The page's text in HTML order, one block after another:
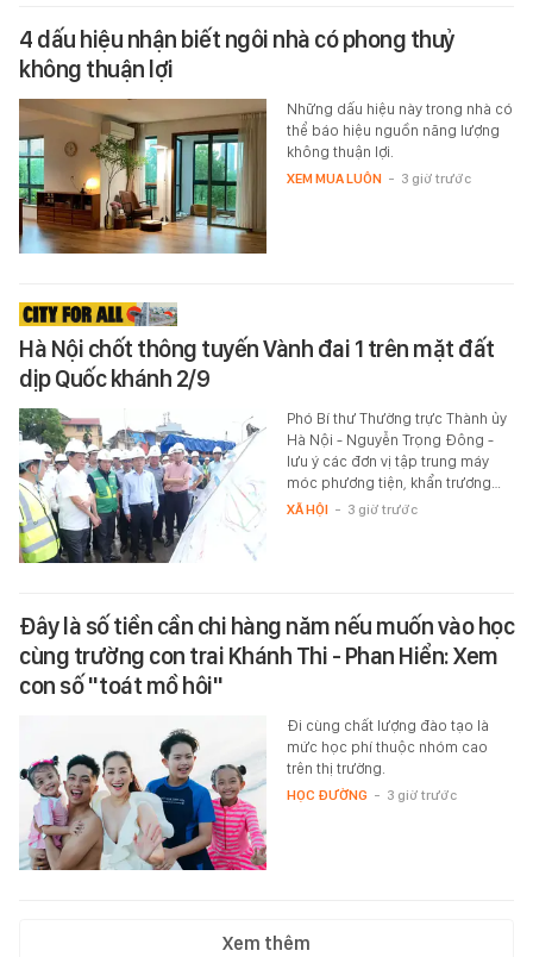
4 dấu hiệu nhận biết ngôi nhà có phong thuỷ
không thuận lợi
Những dấu hiệu này trong nhà có
thể báo hiệu nguồn năng lượng
không thuận lợi.
XEM MUA LUÔN - 3 giờ trước
Hà Nội chốt thông tuyến Vành đai 1 trên mặt đất
dịp Quốc khánh 2/9
Phó Bí thư Thường trực Thành ủy
Hà Nội - Nguyễn Trọng Đông -
lưu ý các đơn vị tập trung máy
móc phương tiện, khẩn trương…
XÃ HỘI - 3 giờ trước
Đây là số tiền cần chi hàng năm nếu muốn vào học
cùng trường con trai Khánh Thi - Phan Hiển: Xem
con số "toát mồ hôi"
Đi cùng chất lượng đào tạo là
mức học phí thuộc nhóm cao
trên thị trường.
HỌC ĐƯỜNG - 3 giờ trước
Xem thêm